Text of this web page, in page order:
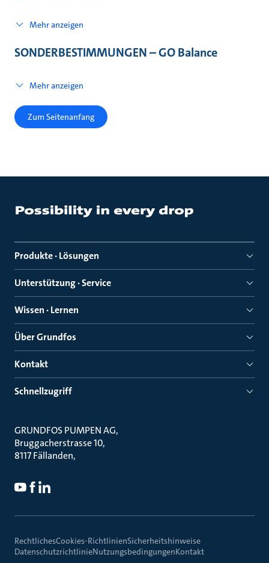
Mehr anzeigen
SONDERBESTIMMUNGEN – GO Balance
Mehr anzeigen
Zum Seitenanfang
Produkte · Lösungen
Unterstützung · Service
Wissen · Lernen
Über Grundfos
Kontakt
Schnellzugriff
GRUNDFOS PUMPEN AG
Bruggacherstrasse 10
8117 Fällanden
RechtlichesCookies-RichtlinienSicherheitshinweise
DatenschutzrichtlinieNutzungsbedingungenKontakt